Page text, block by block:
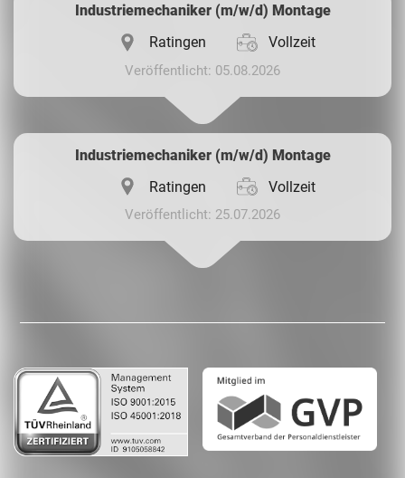
Industriemechaniker (m/w/d) Montage
Ratingen
Vollzeit
Veröffentlicht: 05.08.2026
Industriemechaniker (m/w/d) Montage
Ratingen
Vollzeit
Veröffentlicht: 25.07.2026